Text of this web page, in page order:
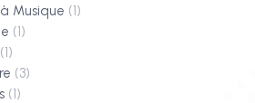
Musique (1)
(1)
(1)
(3)
(1)